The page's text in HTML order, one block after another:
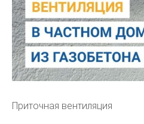
Приточная вентиляция